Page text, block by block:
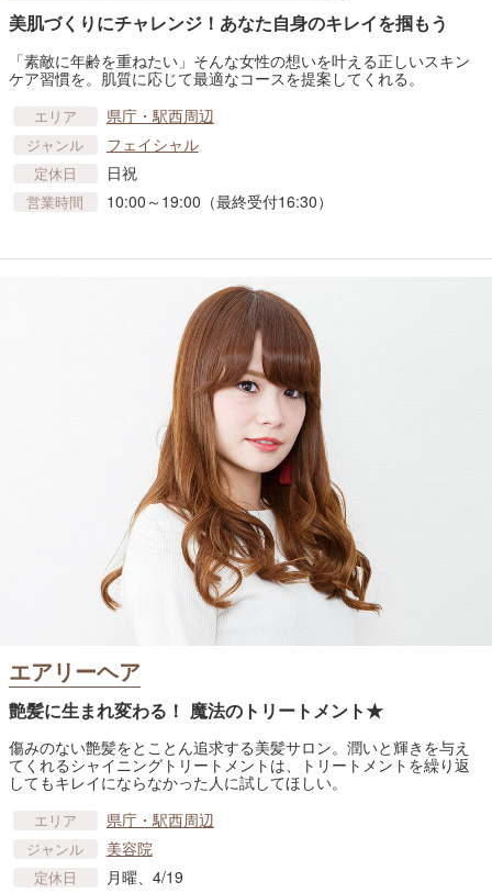
美肌づくりにチャレンジ！あなた自身のキレイを掴もう
「素敵に年齢を重ねたい」そんな女性の想いを叶える正しいスキン
ケア習慣を。肌質に応じて最適なコースを提案してくれる。
エリア 県庁・駅西周辺
ジャンル フェイシャル
定休日 日祝
営業時間 10:00～19:00（最終受付16:30）
エアリーヘア
艶髪に生まれ変わる！ 魔法のトリートメント★
傷みのない艶髪をとことん追求する美髪サロン。潤いと輝きを与え
てくれるシャイニングトリートメントは、トリートメントを繰り返
してもキレイにならなかった人に試してほしい。
エリア 県庁・駅西周辺
ジャンル 美容院
定休日 月曜、4/19